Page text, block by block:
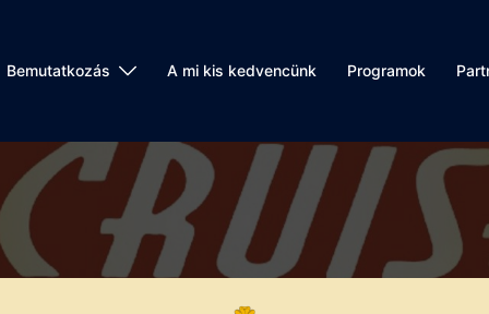
Bemutatkozás A mi kis kedvencünk Programok